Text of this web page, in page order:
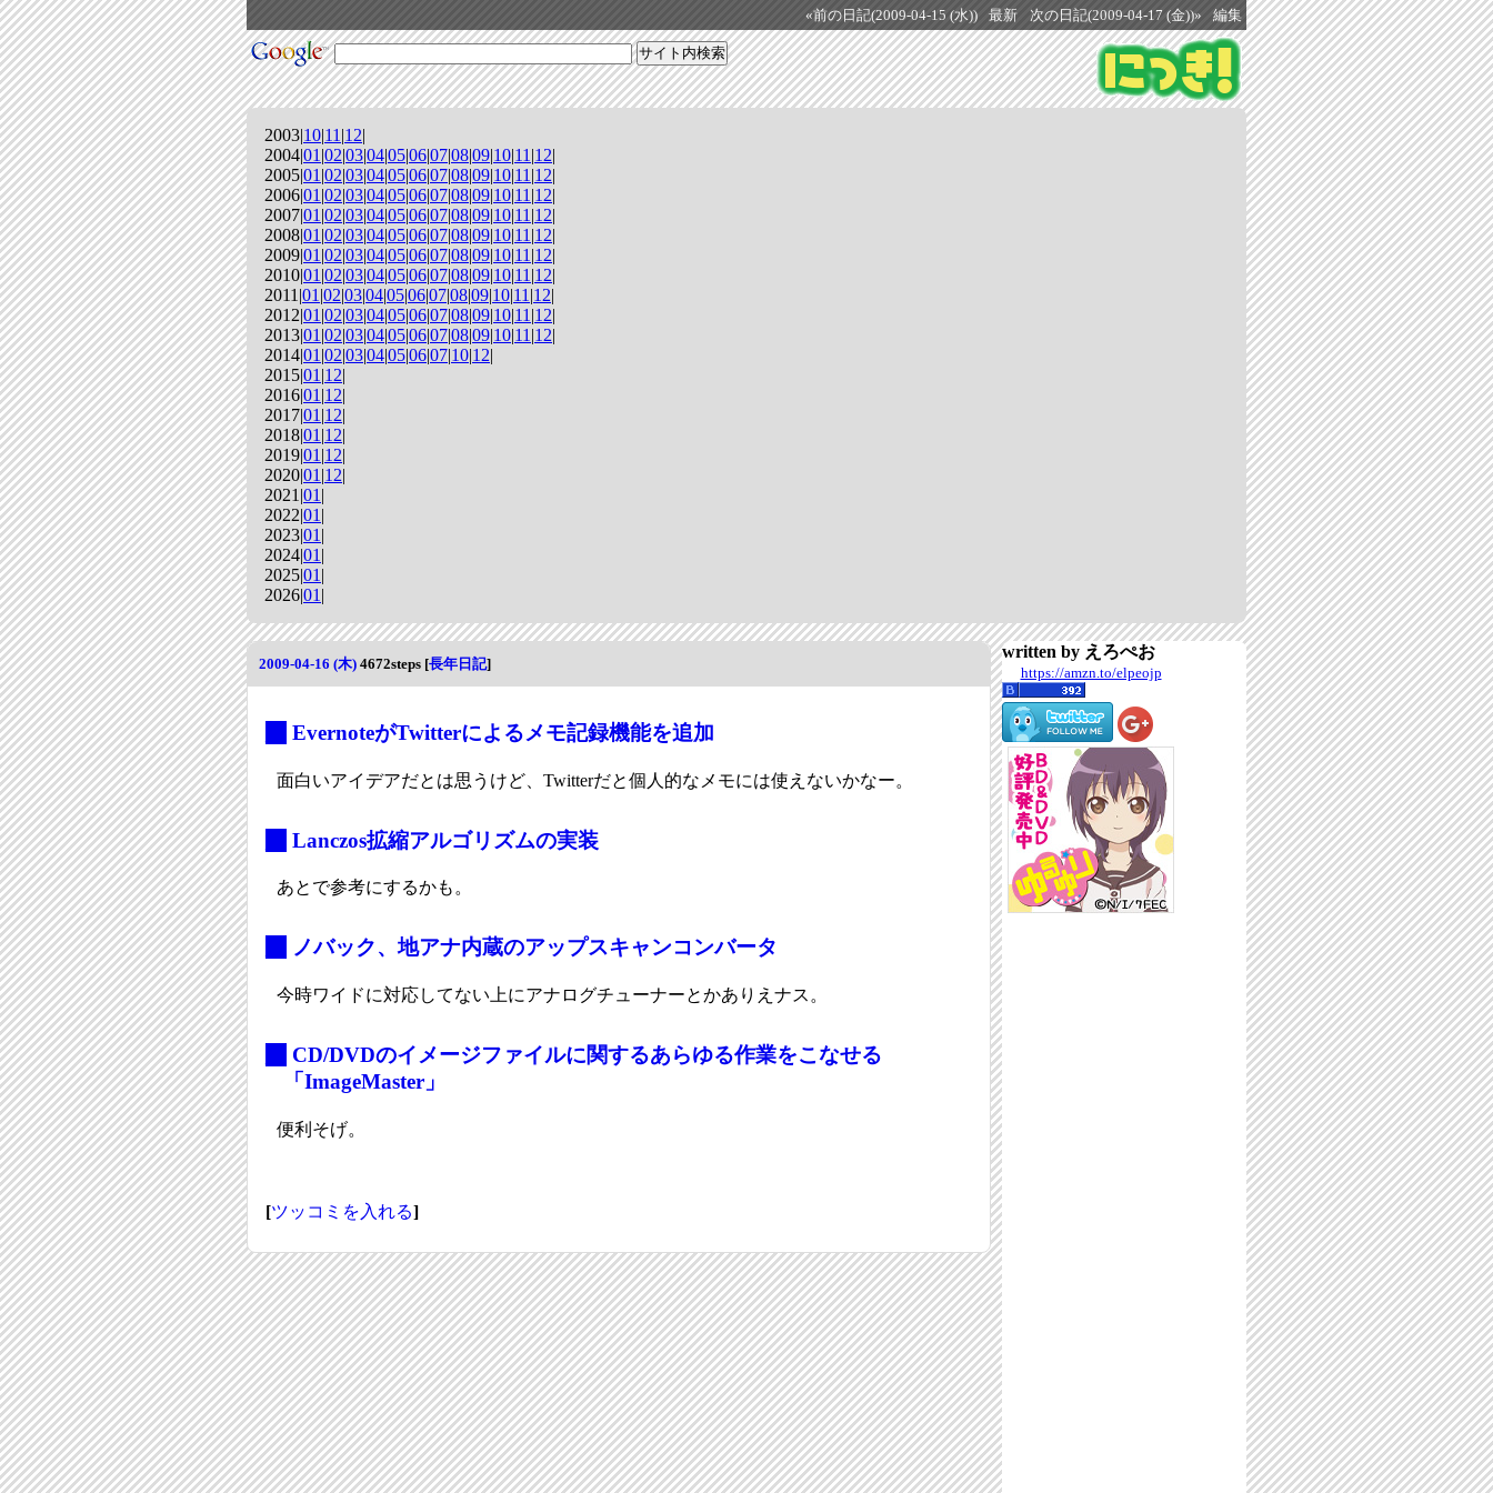
«前の日記(2009-04-15 (水)) 最新 次の日記(2009-04-17 (金))» 編集
2003|10|11 |12|
2004|01 |02|03|04|05|06|07|08|09|10|11 |12|
2005|01 |02|03|04|05|06|07|08|09|10|11 |12|
2006|01 |02|03|04|05|06|07|08|09|10|11 |12|
2007|01 |02|03|04|05|06|07|08|09|10|11 |12|
2008|01 |02|03|04|05|06|07|08|09|10|11 |12|
2009|01 |02|03|04|05|06|07|08|09|10|11 |12|
2010|01 |02|03|04|05|06|07|08|09|10|11 |12|
2011|01 |02|03|04|05|06|07|08|09|10|11 |12|
2012|01 |02|03|04|05|06|07|08|09|10|11 |12|
2013|01 |02|03|04|05|06|07|08|09|10|11 |12|
2014|01 |02|03|04|05|06|07|10|12|
2015|01 |12|
2016|01 |12|
2017|01 |12|
2018|01 |12|
2019|01 |12|
2020|01 |12|
2021|01 |
2022|01 |
2023|01 |
2024|01 |
2025|01 |
2026|01 |
2009-04-16 (木) 4672steps [長年日記]
EvernoteがTwitterによるメモ記録機能を追加
面白いアイデアだとは思うけど、Twitterだと個人的なメモには使えないかなー。
Lanczos拡縮アルゴリズムの実装
あとで参考にするかも。
ノバック、地アナ内蔵のアップスキャンコンバータ
今時ワイドに対応してない上にアナログチューナーとかありえナス。
CD/DVDのイメージファイルに関するあらゆる作業をこなせる
「ImageMaster」
便利そげ。
[ツッコミを入れる]
written by えろぺお
https://amzn.to/elpeojp